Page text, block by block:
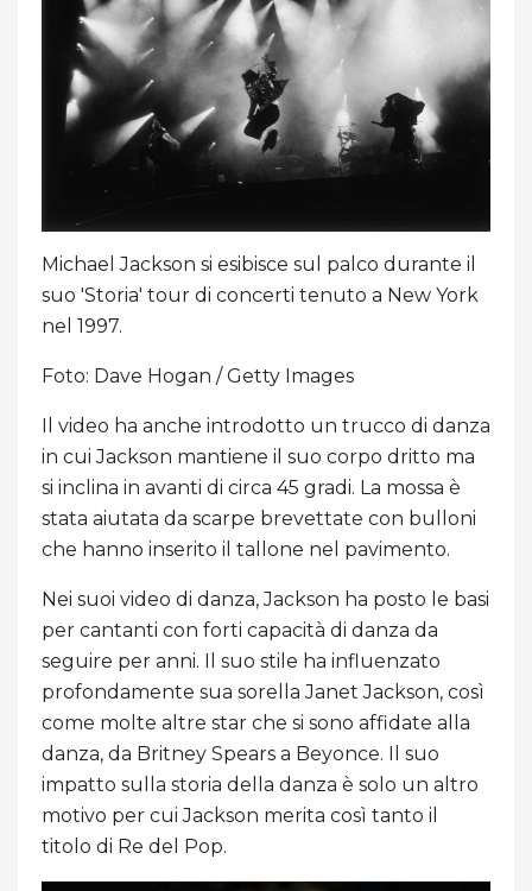
Michael Jackson si esibisce sul palco durante il
suo 'Storia' tour di concerti tenuto a New York
nel 1997.
Foto: Dave Hogan / Getty Images
Il video ha anche introdotto un trucco di danza
in cui Jackson mantiene il suo corpo dritto ma
si inclina in avanti di circa 45 gradi. La mossa è
stata aiutata da scarpe brevettate con bulloni
che hanno inserito il tallone nel pavimento.
Nei suoi video di danza, Jackson ha posto le basi
per cantanti con forti capacità di danza da
seguire per anni. Il suo stile ha influenzato
profondamente sua sorella Janet Jackson, così
come molte altre star che si sono affidate alla
danza, da Britney Spears a Beyonce. Il suo
impatto sulla storia della danza è solo un altro
motivo per cui Jackson merita così tanto il
titolo di Re del Pop.